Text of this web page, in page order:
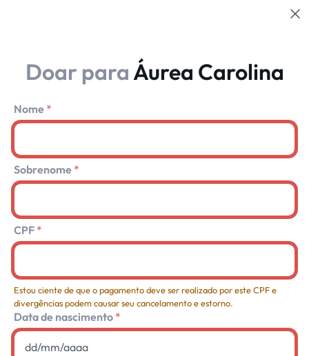
Doar paraÁurea Carolina
Nome
Sobrenome
CPF
Estou ciente de que o pagamento deve ser realizado por este CPF e
divergências podem causar seu cancelamento e estorno.
Data de nascimento